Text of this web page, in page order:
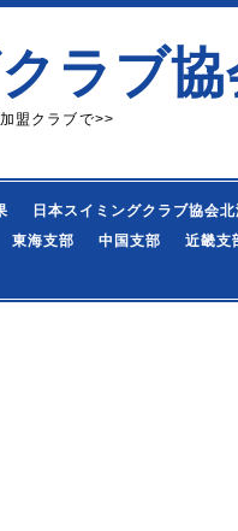
ラブ
盟クラブで>>
日本スイミングクラブ協会
東海支部 中国支部 近畿支